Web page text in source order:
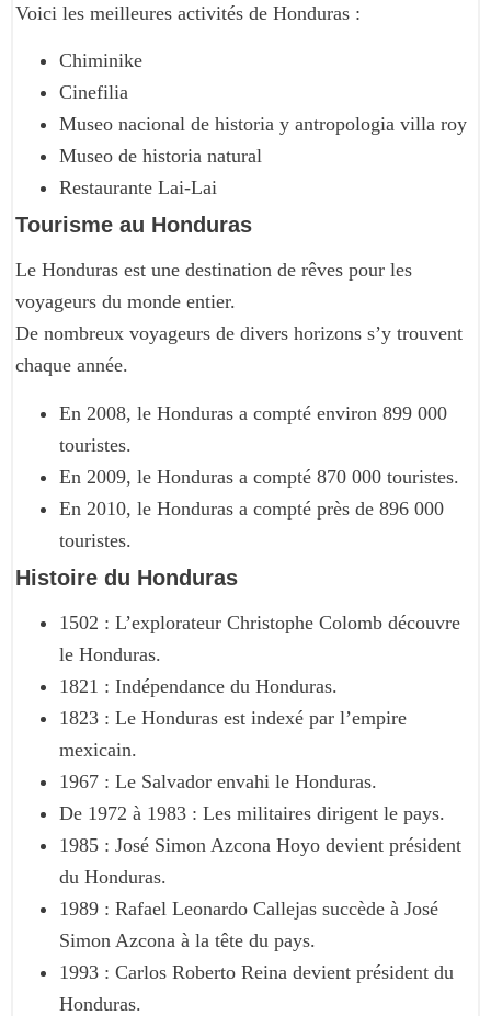
Voici les meilleures activités de Honduras :
Chiminike
Cinefilia
Museo nacional de historia y antropologia villa roy
Museo de historia natural
Restaurante Lai-Lai
Tourisme au Honduras
Le Honduras est une destination de rêves pour les
voyageurs du monde entier.
De nombreux voyageurs de divers horizons s’y trouvent
chaque année.
En 2008, le Honduras a compté environ 899 000
touristes.
En 2009, le Honduras a compté 870 000 touristes.
En 2010, le Honduras a compté près de 896 000
touristes.
Histoire du Honduras
1502 : L’explorateur Christophe Colomb découvre
le Honduras.
1821 : Indépendance du Honduras.
1823 : Le Honduras est indexé par l’empire
mexicain.
1967 : Le Salvador envahi le Honduras.
De 1972 à 1983 : Les militaires dirigent le pays.
1985 : José Simon Azcona Hoyo devient président
du Honduras.
1989 : Rafael Leonardo Callejas succède à José
Simon Azcona à la tête du pays.
1993 : Carlos Roberto Reina devient président du
Honduras.